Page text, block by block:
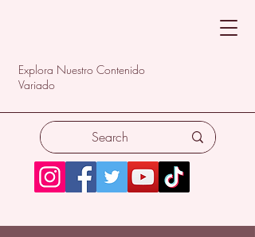
Explora Nuestro Contenido
Variado